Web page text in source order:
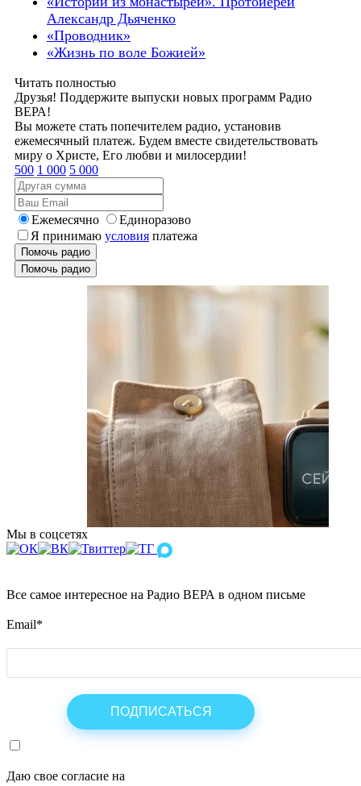
Александр Дьяченко
«Проводник»
«Жизнь по воле Божией»
Читать полностью
Друзья! Поддержите выпуски новых программ Радио
ВЕРА!
Вы можете стать попечителем радио, установив
ежемесячный платеж. Будем вместе свидетельствовать
миру о Христе, Его любви и милосердии!
500 1 000 5 000
Ежемесячно
Единоразово
Я принимаю условия платежа
Помочь радио
Помочь радио
Мы в соцсетях
Все самое интересное на Радио ВЕРА в одном письме
Email*
Даю свое согласие на